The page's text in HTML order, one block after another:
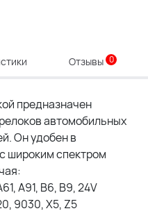
Отзывы 0
предназначен
автомобильных
Он удобен в
широким спектром
A91, B6, B9, 24V
9030, X5, Z5